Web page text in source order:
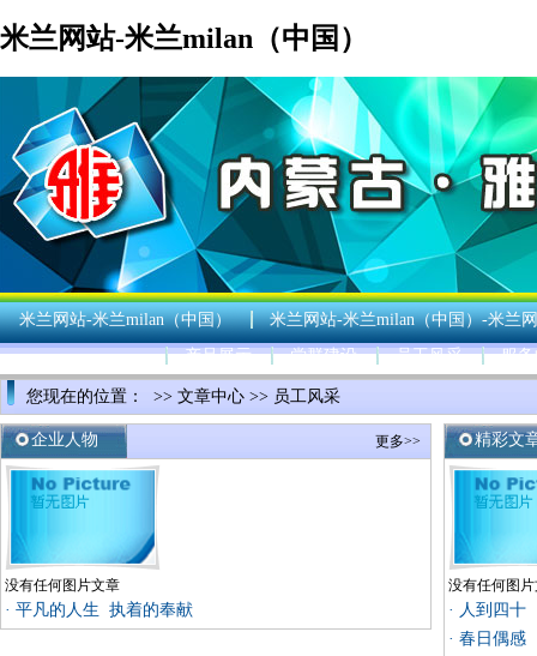
米兰网站-米兰milan（中国）
米兰网站-米兰milan（中国）
米兰网站-米兰milan（中国）-米兰
产品展示
党群建设 员工风采 服
您现在的位置： >> 文章中心 >> 员工风采
更多>>
企业人物
没有任何图片文章
· 平凡的人生 执着的奉献
精彩文
没有任何图
· 人到四十
· 春日偶感